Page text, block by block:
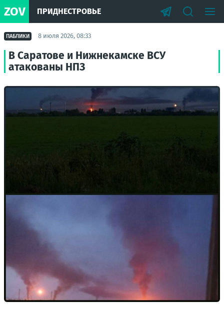
ZOV ПРИДНЕСТРОВЬЕ
ПАБЛИКИ 8 июля 2026, 08:33
В Саратове и Нижнекамске ВСУ
атакованы НПЗ